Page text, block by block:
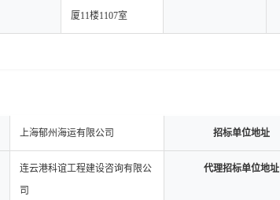
厦11楼1107室
上海郁州海运有限公司 招标单位地址
连云港科谊工程建设咨询有限公
司
代理招标单位地址